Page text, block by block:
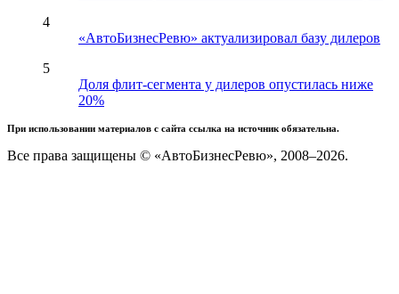
4
«АвтоБизнесРевю» актуализировал базу дилеров
5
Доля флит-сегмента у дилеров опустилась ниже
20%
При использовании материалов с сайта ссылка на источник обязательна.
Все права защищены © «АвтоБизнесРевю», 2008–2026.